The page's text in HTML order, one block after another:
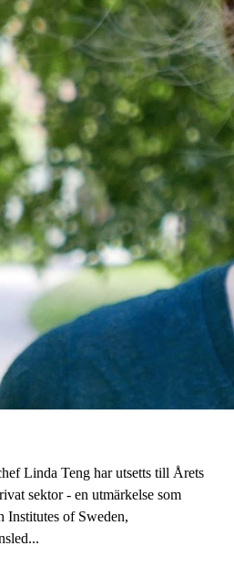
Linda Teng har utsetts till Årets
sektor - en utmärkelse som
Institutes of Sweden,